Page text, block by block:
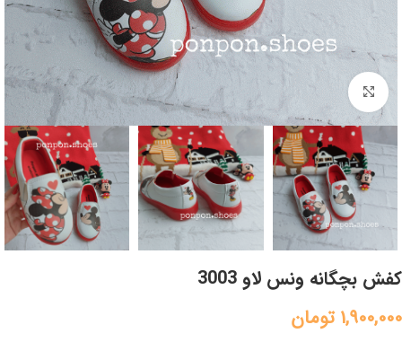
برای بزرگنمایی کلیک کنید
کفش بچگانه ونس لاو 3003
1,900,000 تومان